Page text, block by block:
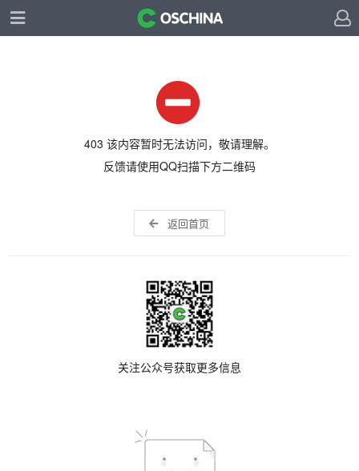
403 该内容暂时无法访问，敬请理解。
反馈请使用QQ扫描下方二维码
返回首页
关注公众号获取更多信息